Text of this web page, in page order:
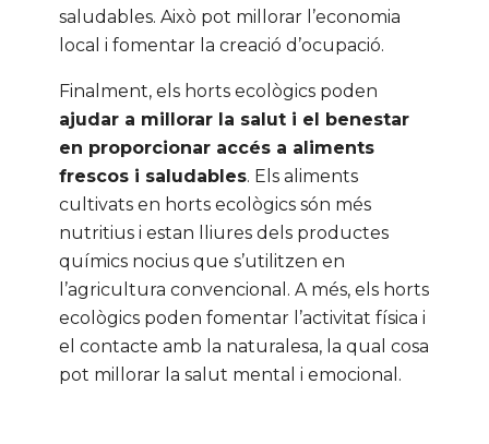
saludables. Això pot millorar l’economia
local i fomentar la creació d’ocupació.
Finalment, els horts ecològics poden
ajudar a millorar la salut i el benestar
en proporcionar accés a aliments
frescos i saludables. Els aliments
cultivats en horts ecològics són més
nutritius i estan lliures dels productes
químics nocius que s’utilitzen en
l’agricultura convencional. A més, els horts
ecològics poden fomentar l’activitat física i
el contacte amb la naturalesa, la qual cosa
pot millorar la salut mental i emocional.